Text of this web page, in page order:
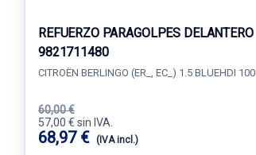
REFUERZO PARAGOLPES DELANTERO
9821711480
CITROËN BERLINGO (ER_, EC_) 1.5 BLUEHDI 100
60,00 €
57,00 € sin IVA.
68,97 € (IVA incl.)